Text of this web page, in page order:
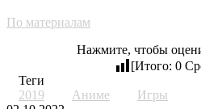
По материалам
Нажмите, чтобы
[Итого: 0
Теги
2019
Аниме
Игры